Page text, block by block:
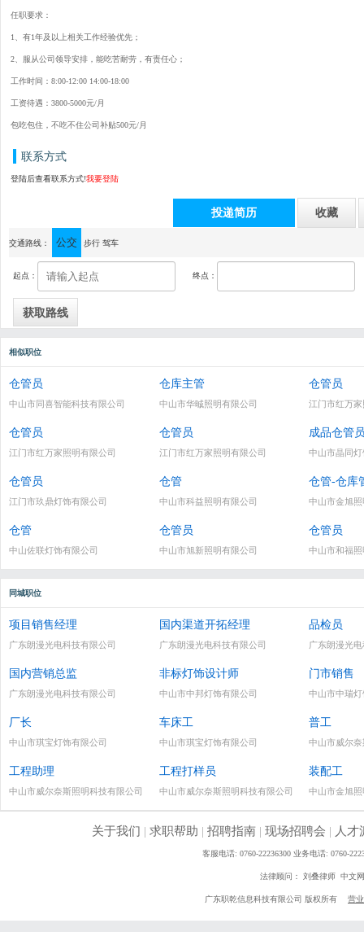
任职要求：
1、有1年及以上相关工作经验优先；
2、服从公司领导安排，能吃苦耐劳，有责任心；
工作时间：8:00-12:00 14:00-18:00
工资待遇：3800-5000元/月
包吃包住，不吃不住公司补贴500元/月
联系方式
登陆后查看联系方式!我要登陆
投递简历 收藏
通讯地址：中山市古镇镇曹二东岸北路456号力祥楼A栋2楼
交通路线： 公交 步行 驾车
起点： 终点：
相似职位
仓管员
中山市同喜智能科技有限公司
仓库主管
中山市华晠照明有限公司
仓管员
江门市红万
仓管员
江门市红万家照明有限公司
仓管员
江门市红万家照明有限公司
成品仓管
中山市晶同
仓管员
江门市玖鼎灯饰有限公司
仓管
中山市科益照明有限公司
仓管-仓库
中山市金旭
仓管
中山佐联灯饰有限公司
仓管员
中山市旭新照明有限公司
仓管员
中山市和福
同城职位
项目销售经理
广东朗漫光电科技有限公司
国内渠道开拓经理
广东朗漫光电科技有限公司
品检员
广东朗漫光
国内营销总监
广东朗漫光电科技有限公司
非标灯饰设计师
中山市中邦灯饰有限公司
门市销售
中山市中瑞
厂长
中山市琪宝灯饰有限公司
车床工
中山市琪宝灯饰有限公司
普工
中山市威尔
工程助理
中山市威尔奈斯照明科技有限公司
工程打样员
中山市威尔奈斯照明科技有限公司
装配工
中山市金旭
关于我们 | 求职帮助 | 招聘指南| 现场招聘会 | 人才
客服电话: 0760-22236300 业务电话: 0760-
法律顾问： 刘叠律师 中文
广东职乾信息科技有限公司 版权所有 营